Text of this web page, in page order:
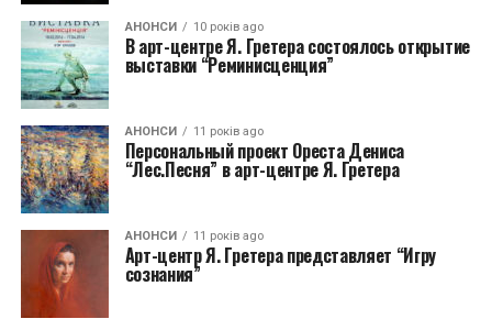
АНОНСИ 10 років ago
В арт-центре Я. Гретера состоялось открытие
выставки “Реминисценция”
АНОНСИ 11 років ago
Персональный проект Ореста Дениса
“Лес.Песня” в арт-центре Я. Гретера
АНОНСИ 11 років ago
Арт-центр Я. Гретера представляет “Игру
сознания”